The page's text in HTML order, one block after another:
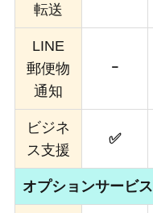
転送
LINE
郵便物
通知
ｰ
ビジネ
ス支援
✅
オプションサービス